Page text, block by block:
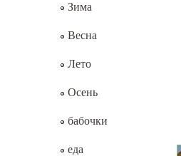
Зима
Весна
Лето
Осень
бабочки
еда